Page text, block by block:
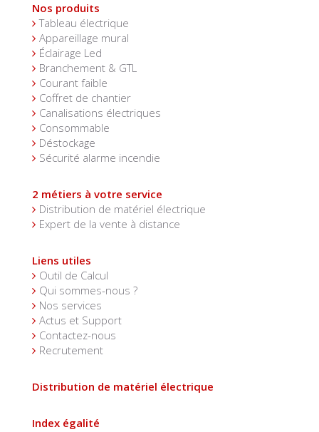
Nos produits
Tableau électrique
Appareillage mural
Éclairage Led
Branchement & GTL
Courant faible
Coffret de chantier
Canalisations électriques
Consommable
Déstockage
Sécurité alarme incendie
2 métiers à votre service
Distribution de matériel électrique
Expert de la vente à distance
Liens utiles
Outil de Calcul
Qui sommes-nous ?
Nos services
Actus et Support
Contactez-nous
Recrutement
Distribution de matériel électrique
Index égalité